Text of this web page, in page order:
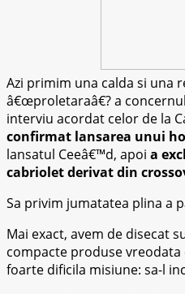
Azi primim una calda si una
â€œproletaraâ€? a
interviu acordat celor de la
confirmat lansarea unui
lansatul Ceeâ€™d, apoi a
cabriolet derivat din
Sa privim jumatatea plina a
Mai exact, avem de disecat
compacte produse vreodata
foarte dificila misiune: sa-l